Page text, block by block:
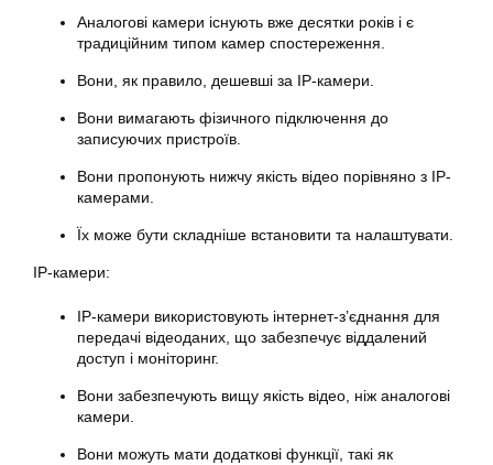
Аналогові камери існують вже десятки років і є
традиційним типом камер спостереження.
Вони, як правило, дешевші за IP-камери.
Вони вимагають фізичного підключення до
записуючих пристроїв.
Вони пропонують нижчу якість відео порівняно з IP-
камерами.
Їх може бути складніше встановити та налаштувати.
IP-камери:
IP-камери використовують інтернет-з’єднання для
передачі відеоданих, що забезпечує віддалений
доступ і моніторинг.
Вони забезпечують вищу якість відео, ніж аналогові
камери.
Вони можуть мати додаткові функції, такі як